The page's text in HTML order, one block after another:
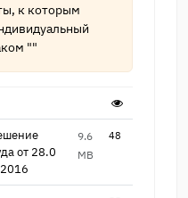
к которым
""
от 28.0​
9.6
MB
48